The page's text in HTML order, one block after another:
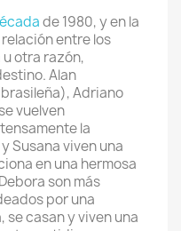
de 1980, y en la
entre los
otra razón,
Alan
Adriano
vuelven
la
y Susana viven una
en una hermosa
son más
por una
casan y viven una